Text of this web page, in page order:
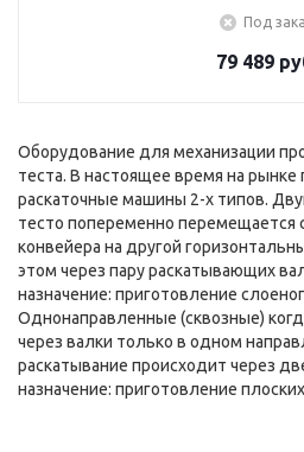
Под
79 489
Оборудование для механизации
теста. В настоящее время на рынке
раскаточные машины 2-х типов.
тесто попеременно перемещается
конвейера на другой
этом через пару раскатывающих
назначение: приготовление
Однонаправленные (сквозные)
через валки только в одном
раскатывание происходит через
назначение: приготовление